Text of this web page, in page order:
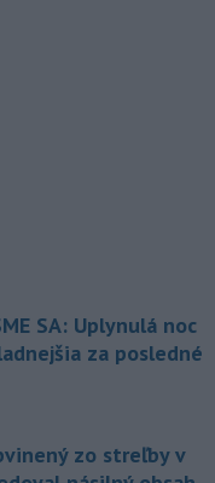
SA: Uplynulá noc
za posledné
zo streľby v